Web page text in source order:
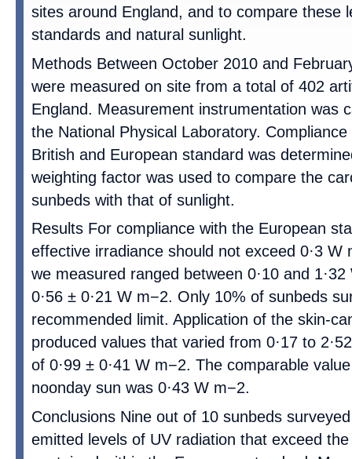
sites around England, and to compare these
standards and natural sunlight.
Methods Between October 2010 and
were measured on site from a total of 402
England. Measurement instrumentation was
the National Physical Laboratory.
British and European standard was
weighting factor was used to compare the
sunbeds with that of sunlight.
Results For compliance with the European
effective irradiance should not exceed 0·3 W
we measured ranged between 0·10 and
0·56 ± 0·21 W m−2. Only 10% of sunbeds
recommended limit. Application of the skin-
produced values that varied from 0·17 to
of 0·99 ± 0·41 W m−2. The comparable
noonday sun was 0·43 W m−2.
Conclusions Nine out of 10 sunbeds
emitted levels of UV radiation that exceed